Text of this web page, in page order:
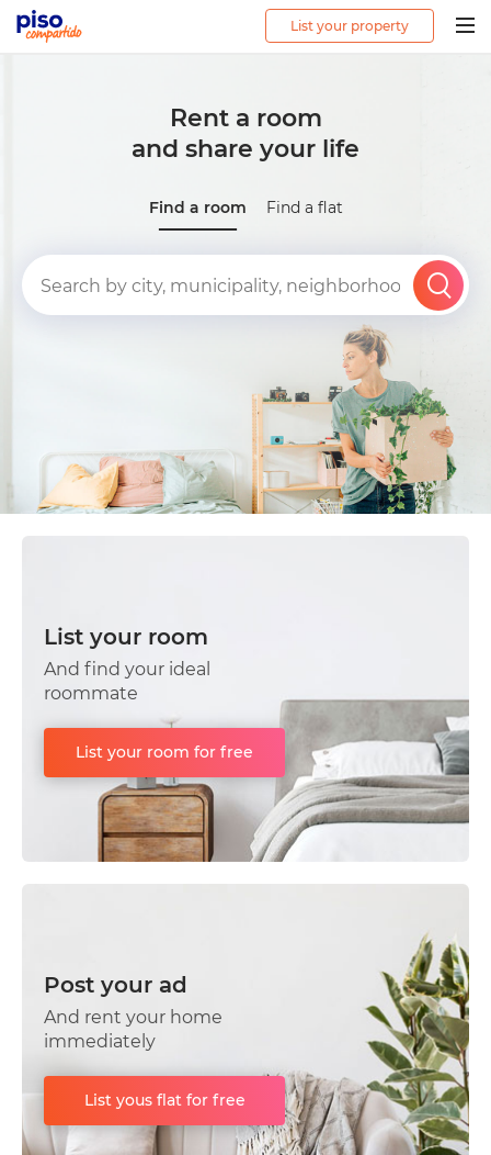
List your property
Rent a room
and share your life
Find a room Find a flat
List your room
And find your ideal
roommate
List your room for free
Post your ad
And rent your home
immediately
List yous flat for free